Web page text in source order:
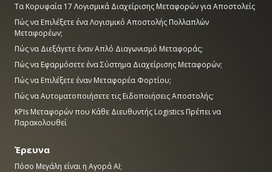
Τα Κορυφαία 17 Λογισμικά Διαχείρισης Μεταφορών για Αποστολείς
Πώς να Επιλέξετε ένα Λογισμικό Αποστολής Πολλαπλών
Μεταφορέων;
Πώς να Διεξάγετε έναν Απλό Διαγωνισμό Μεταφοράς;
Πώς να Εφαρμόσετε ένα Σύστημα Διαχείρισης Μεταφορών;
Πώς να Επιλέξετε έναν Μεταφορέα Φορτίου;
Πώς να Αυτοματοποιήσετε τις Ειδοποιήσεις Αποστολής;
KPIs Μεταφορών που Κάθε Διευθυντής Logistics Πρέπει να
Παρακολουθεί
Έρευνα
Πόσο Μεγάλη είναι η Αγορά AI;